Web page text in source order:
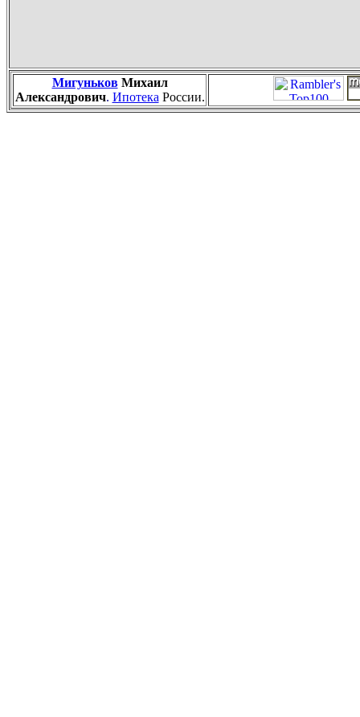
МигуньковМихаил
Александрович. Ипотека России.